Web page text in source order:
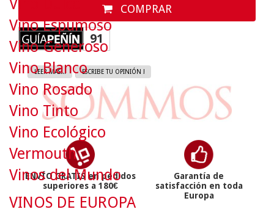
COMPRAR
91
LEER MAS... ESCRIBE TU OPINIÓN !
ENVÍO GRATIS en pedidos
superiores a 180€
Garantía de
satisfacción en toda
Europa
Vino Dulce
Vino Espumoso
Vino Generoso
Vino Blanco
Vino Rosado
Vino Tinto
Vino Ecológico
Vermouth
Vinos del Mundo
VINOS DE EUROPA